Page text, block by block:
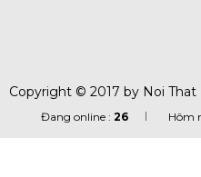
Copyright © 2017 by Noi
Đang online : 26 Hôm